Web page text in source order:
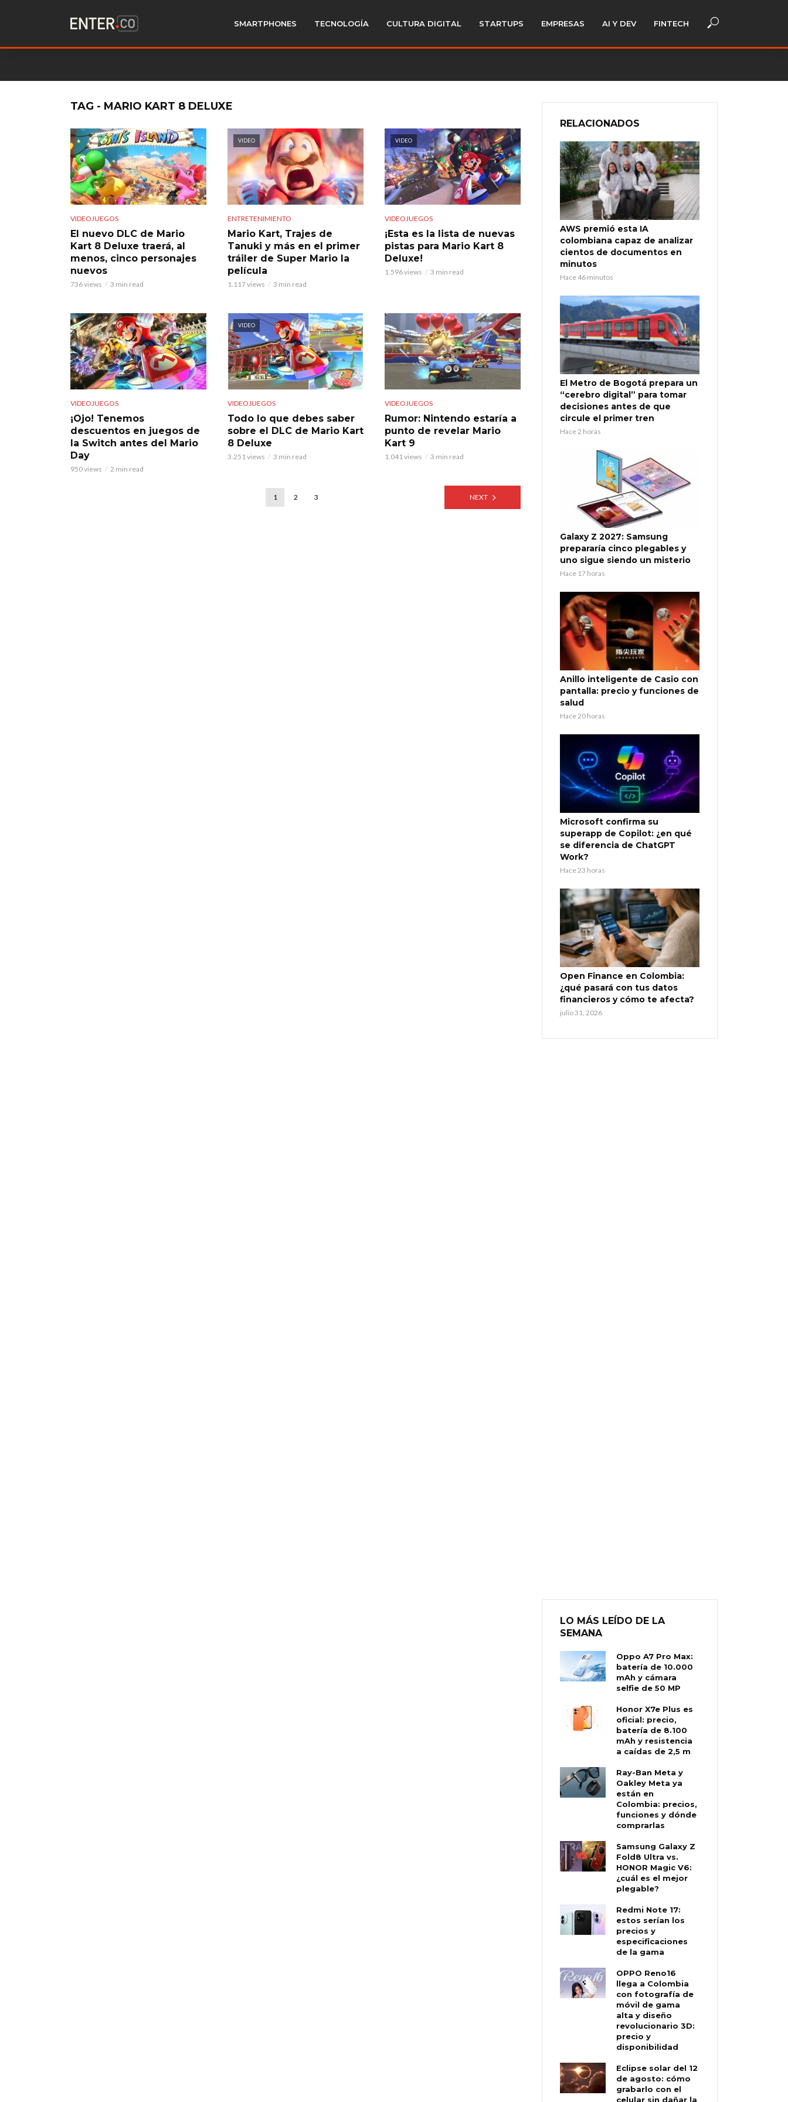
SMARTPHONES TECNOLOGÍA CULTURA DIGITAL STARTUPS EMPRESAS AI Y DEV FINTECH
TAG - MARIO KART 8 DELUXE
VIDEOJUEGOS
El nuevo DLC de Mario
Kart 8 Deluxe traerá, al
menos, cinco personajes
nuevos
736 views 3 min read
VIDEO
ENTRETENIMIENTO
Mario Kart, Trajes de
Tanuki y más en el primer
tráiler de Super Mario la
película
1.117 views 3 min read
VIDEO
VIDEOJUEGOS
¡Esta es la lista de nuevas
pistas para Mario Kart 8
Deluxe!
1.596 views 3 min read
VIDEOJUEGOS
¡Ojo! Tenemos
descuentos en juegos de
la Switch antes del Mario
Day
950 views 2 min read
VIDEO
VIDEOJUEGOS
Todo lo que debes saber
sobre el DLC de Mario Kart
8 Deluxe
3.251 views 3 min read
VIDEOJUEGOS
Rumor: Nintendo estaría a
punto de revelar Mario
Kart 9
1.041 views 3 min read
1 2 3 NEXT
RELACIONADOS
AWS premió esta IA
colombiana capaz de analizar
cientos de documentos en
minutos
Hace 46 minutos
El Metro de Bogotá prepara un
“cerebro digital” para tomar
decisiones antes de que
circule el primer tren
Hace 2 horas
Galaxy Z 2027: Samsung
prepararía cinco plegables y
uno sigue siendo un misterio
Hace 17 horas
Anillo inteligente de Casio con
pantalla: precio y funciones de
salud
Hace 20 horas
Microsoft confirma su
superapp de Copilot: ¿en qué
se diferencia de ChatGPT
Work?
Hace 23 horas
Open Finance en Colombia:
¿qué pasará con tus datos
financieros y cómo te afecta?
julio 31, 2026
LO MÁS LEÍDO DE LA
SEMANA
Oppo A7 Pro Max:
batería de 10.000
mAh y cámara
selfie de 50 MP
Honor X7e Plus es
oficial: precio,
batería de 8.100
mAh y resistencia
a caídas de 2,5 m
Ray-Ban Meta y
Oakley Meta ya
están en
Colombia: precios,
funciones y dónde
comprarlas
Samsung Galaxy Z
Fold8 Ultra vs.
HONOR Magic V6:
¿cuál es el mejor
plegable?
Redmi Note 17:
estos serían los
precios y
especificaciones
de la gama
OPPO Reno16
llega a Colombia
con fotografía de
móvil de gama
alta y diseño
revolucionario 3D:
precio y
disponibilidad
Eclipse solar del 12
de agosto: cómo
grabarlo con el
celular sin dañar la